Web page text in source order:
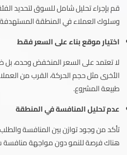
قم بإجراء تحليل شامل للسوق لتحديد
وسلوك العملاء في المنطقة
اختيار موقع بناء على السعر فقط
لا تعتمد على السعر المنخفض وحده، بل
الأخرى مثل حجم الحركة، القرب من
طبيعة المشروع.
عدم تحليل المنافسة في المنطقة
تأكد من وجود توازن بين المنافسة
هناك فرصة للنمو دون مواجهة منافسة